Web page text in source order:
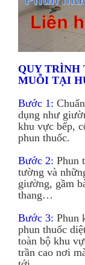
QUY TRÌNH
MUỖI TẠI
Bước 1:
dụng như
khu vực bếp,
phun thuốc.
Bước 2: Phun
tường và
giường, gầm
thang…
Bước 3: Phun
phun thuốc
toàn bộ khu
trần cao nơi